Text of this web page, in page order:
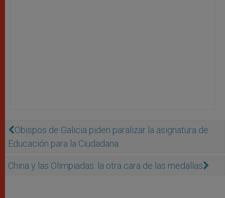
Obispos de Galicia piden paralizar la asignatura de
Educación para la Ciudadana
China y las Olimpiadas: la otra cara de las medallas